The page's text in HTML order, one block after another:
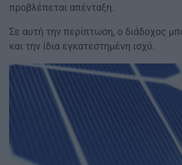
προβλέπεται απένταξη.
Σε αυτή την περίπτωση, ο διάδοχος
και την ίδια εγκατεστημένη ισχύ.